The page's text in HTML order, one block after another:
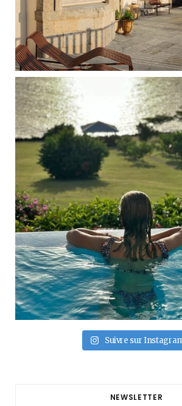
Suivre sur
NEWSLETTER